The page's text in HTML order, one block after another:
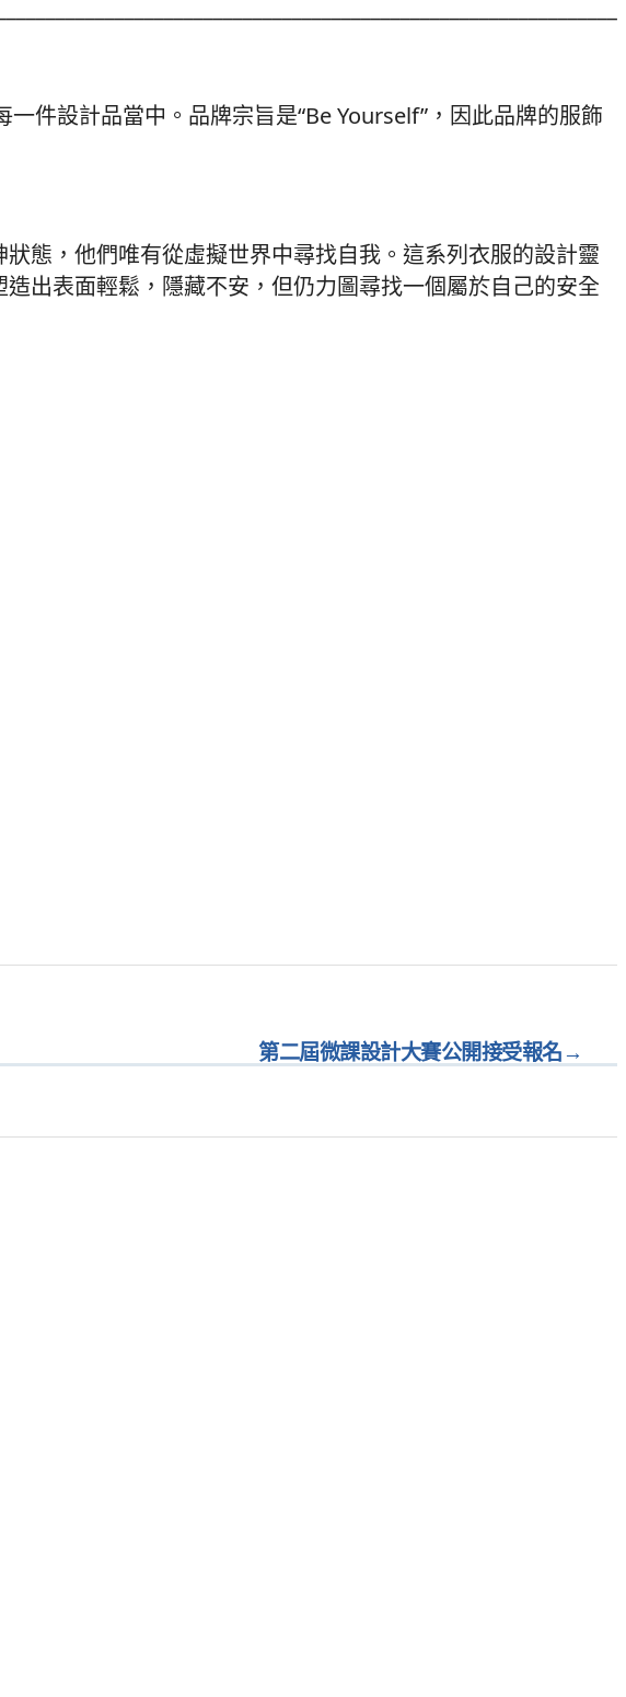
件設計品當中。品牌宗旨是“Be Yourself”，因此品牌的服飾
態，他們唯有從虛擬世界中尋找自我。這系列衣服的設計靈
出表面輕鬆，隱藏不安，但仍力圖尋找一個屬於自己的安全
→
第二屆微課設計大賽公開接受報名